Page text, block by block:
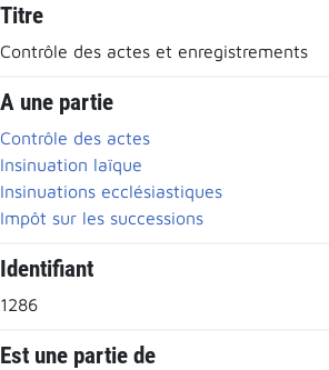
Titre
Contrôle des actes et enregistrements
A une partie
Contrôle des actes
Insinuation laïque
Insinuations ecclésiastiques
Impôt sur les successions
Identifiant
1286
Est une partie de